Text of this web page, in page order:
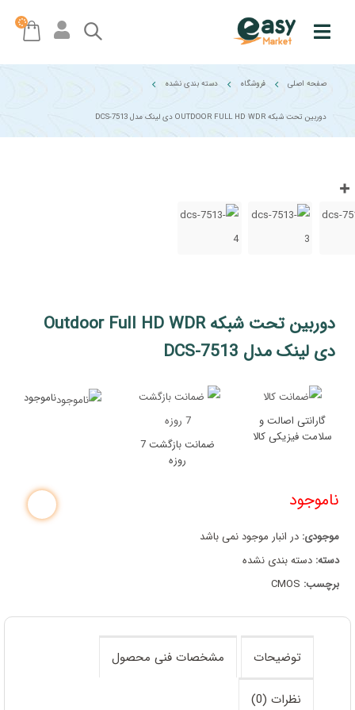
صفحه اصلی فروشگاه دسته بندی نشده
دوربین تحت شبکه OUTDOOR FULL HD WDR دی لینک مدل DCS-7513
دوربین تحت شبکه Outdoor Full HD WDR
دی لینک مدل DCS-7513
گارانتی اصالت و
سلامت فیزیکی کالا
ضمانت بازگشت 7
روزه
ناموجود
ناموجود
موجودی: در انبار موجود نمی باشد
دسته: دسته بندی نشده
برچسب: CMOS
توضیحات مشخصات فنی محصول
نظرات (0)